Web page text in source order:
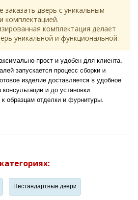
дверь с уникальным
комплектацией.
комплектация делает
уникальной и функциональной.
прост и удобен для клиента.
запускается процесс сборки и
изделие доставляется в удобное
и до установки
образцам отделки и фурнитуры.
Нестандартные двери